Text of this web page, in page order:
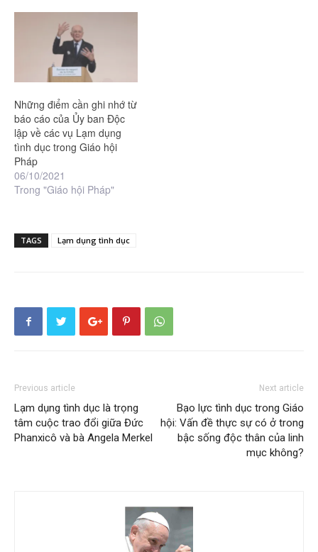
Những điểm cần ghi nhớ từ
báo cáo của Ủy ban Độc
lập về các vụ Lạm dụng
tình dục trong Giáo hội
Pháp
06/10/2021
Trong "Giáo hội Pháp"
TAGS Lạm dụng tình dục
Previous article
Lạm dụng tình dục là trọng
tâm cuộc trao đổi giữa Đức
Phanxicô và bà Angela Merkel
Next article
Bạo lực tình dục trong Giáo
hội: Vấn đề thực sự có ở trong
bậc sống độc thân của linh
mục không?